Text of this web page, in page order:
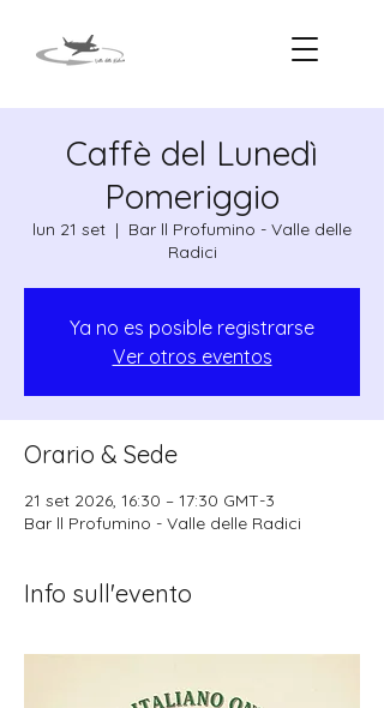
Caffè del Lunedì
Pomeriggio
lun 21 set
  |
Bar ll Profumino - Valle delle
Radici
Ya no es posible registrarse
Ver otros eventos
Orario & Sede
21 set 2026, 16:30 – 17:30 GMT-3
Bar ll Profumino - Valle delle Radici
Info sull'evento